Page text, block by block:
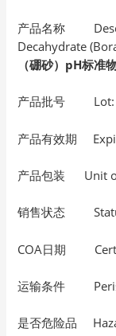
产品名称
Decahydrate
（硼砂）pH标准
产品批号 Lot:
产品有效期
产品包装 Unit
销售状态
COA日期
运输条件
是否危险品